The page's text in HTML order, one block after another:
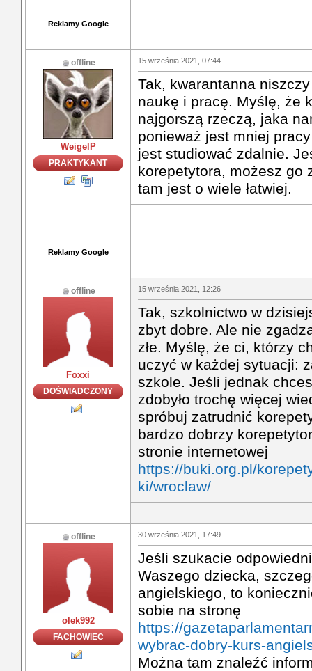
Reklamy Google
offline
WeigelP
PRAKTYKANT
15 września 2021, 07:44
Tak, kwarantanna
naukę i pracę. Myślę, że
najgorszą rzeczą, jaka
ponieważ jest mniej
jest studiować zdalnie.
korepetytora, możesz go
tam jest o wiele łatwiej.
Reklamy Google
offline
Foxxi
DOŚWIADCZONY
15 września 2021, 12:26
Tak, szkolnictwo w
zbyt dobre. Ale nie
złe. Myślę, że ci, którzy
uczyć w każdej sytuacji:
szkole. Jeśli jednak
zdobyło trochę więcej
spróbuj zatrudnić
bardzo dobrzy
stronie internetowej
https://buki.org.pl/
ki/wroclaw/
offline
olek992
FACHOWIEC
30 września 2021, 17:49
Jeśli szukacie
Waszego dziecka,
angielskiego, to
sobie na stronę
https://
wybrac-dobry-kurs-
Można tam znaleźć